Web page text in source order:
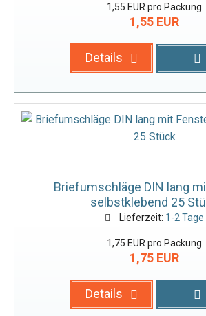
1,55 EUR pro Packung
1,55 EUR
Details
Briefumschläge DIN lang
selbstklebend 25
Lieferzeit: 1-2 Tage
1,75 EUR pro Packung
1,75 EUR
Details